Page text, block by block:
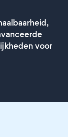
voor